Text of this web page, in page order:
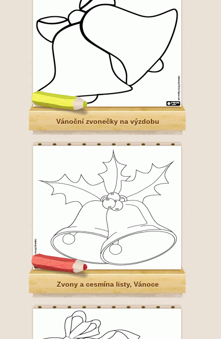
Vánoční zvonečky na výzdobu
Zvony a cesmína listy, Vánoce